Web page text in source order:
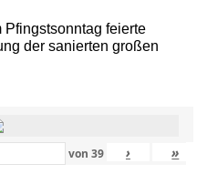
Pfingstsonntag feierte
der sanierten großen
von 39 › »